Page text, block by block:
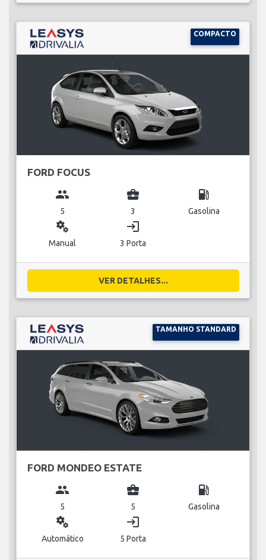
COMPACTO
FORD FOCUS
group
5
business_center
3
local_gas_station
Gasolina
miscellaneous_services
Manual
login
3 Porta
VER DETALHES...
TAMANHO STANDARD
FORD MONDEO ESTATE
group
5
business_center
5
local_gas_station
Gasolina
miscellaneous_services
Automático
login
5 Porta